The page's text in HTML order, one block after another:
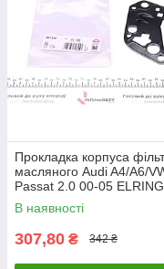
Прокладка корпуса
масляного Audi A4/A6/
Passat 2.0 00-05 ELRING
627.522 UA61
В наявності
307,80 ₴ 342 ₴